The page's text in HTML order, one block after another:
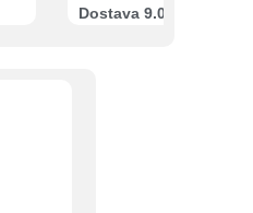
Dostava 9.00KM